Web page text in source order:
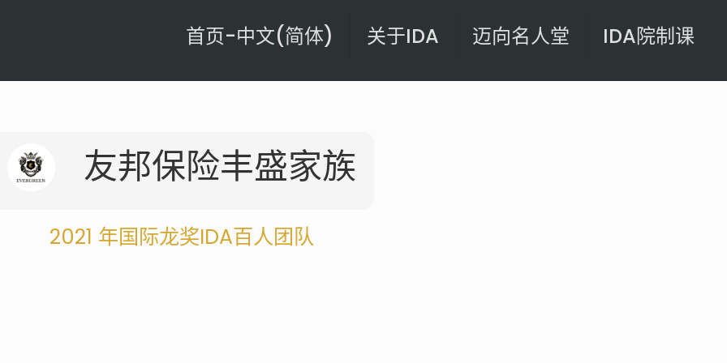
首页-中文(简体) 关于IDA 迈向名人堂 IDA院制课
友邦保险丰盛家族
2021 年国际龙奖IDA百人团队